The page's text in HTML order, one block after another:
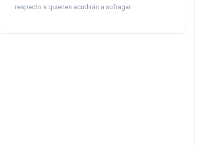
respecto a quienes acudirán a sufragar.